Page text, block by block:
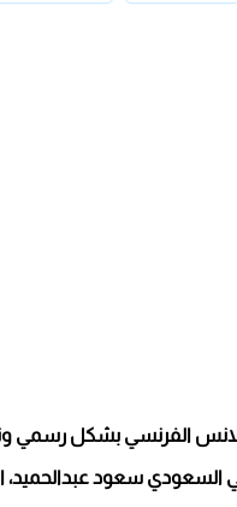
لانس الفرنسي بشكل رسمي
السعودي سعود عبدالحميد،